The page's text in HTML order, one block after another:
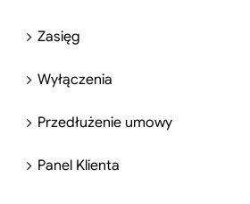
Zasięg
Wyłączenia
Przedłużenie umowy
Panel Klienta